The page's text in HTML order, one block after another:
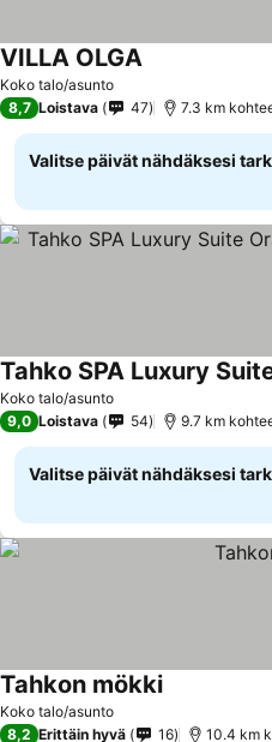
Koko talo/asunto
VILLA OLGAKatso hinnat
8,7 Loistava 47 7.3 km
Valitse päivät nähdäksesi
Koko talo/asunto
Katso hinnat
9,0 Loistava 54 9.7 km
Valitse päivät nähdäksesi
Koko talo/asunto
Tahkon mökkiKatso hinnat
8,2 Erittäin hyvä 16 10.4 km